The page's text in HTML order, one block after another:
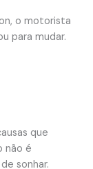
o motorista
para mudar.
que
não é
sonhar.